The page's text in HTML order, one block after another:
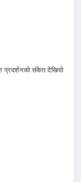
प्रदर्शनको संकेत देखियो